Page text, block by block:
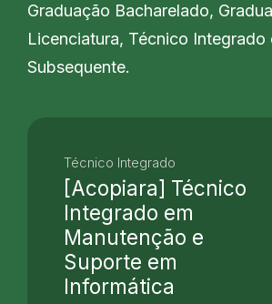
Graduação Bacharelado,
Licenciatura, Técnico Integrado
Subsequente.
Técnico Integrado
[Acopiara] Técnico
Integrado em
Manutenção e
Suporte em
Informática